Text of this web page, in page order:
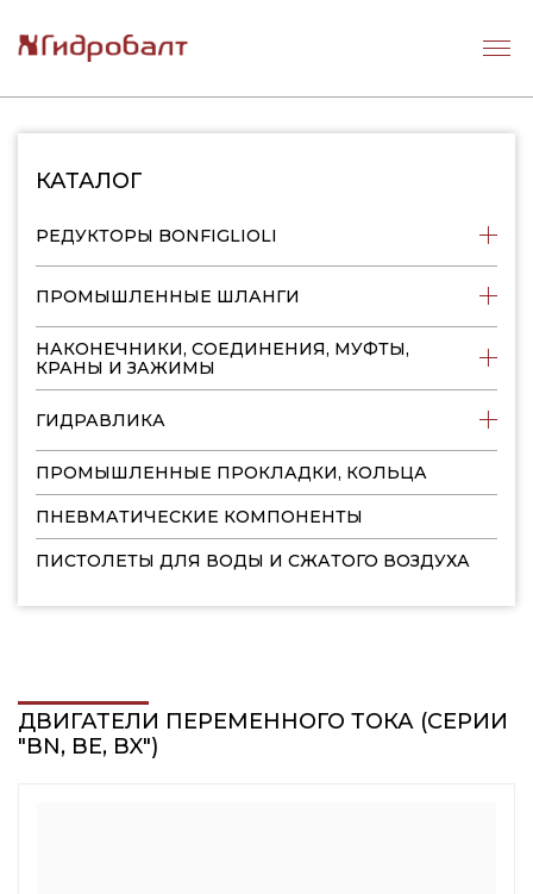
КАТАЛОГ
РЕДУКТОРЫ BONFIGLIOLI
ПРОМЫШЛЕННЫЕ ШЛАНГИ
НАКОНЕЧНИКИ, СОЕДИНЕНИЯ, МУФТЫ,
КРАНЫ И ЗАЖИМЫ
ГИДРАВЛИКА
ПРОМЫШЛЕННЫЕ ПРОКЛАДКИ, КОЛЬЦА
ПНЕВМАТИЧЕСКИЕ КОМПОНЕНТЫ
ПИСТОЛЕТЫ ДЛЯ ВОДЫ И СЖАТОГО ВОЗДУХА
ДВИГАТЕЛИ ПЕРЕМЕННОГО ТОКА (СЕРИИ
"BN, BE, BX")